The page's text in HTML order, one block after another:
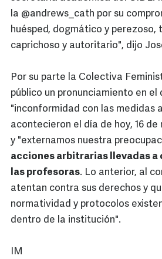
la @andrews_cath por su
huésped, dogmático y perezoso,
caprichoso y autoritario", dijo
Por su parte la Colectiva
público un pronunciamiento en el
"inconformidad con las medidas
acontecieron el día de hoy, 16 de
y "externamos nuestra
acciones arbitrarias llevadas a
las profesoras. Lo anterior, al
atentan contra sus derechos y
normatividad y protocolos
dentro de la institución".
IM